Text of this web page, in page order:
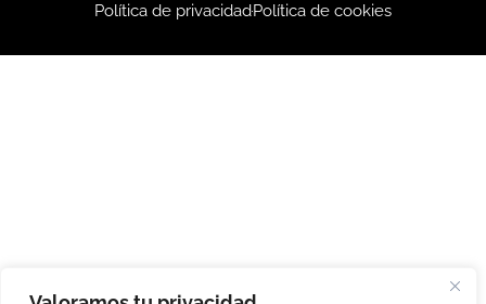
Política de privacidadPolítica de cookies